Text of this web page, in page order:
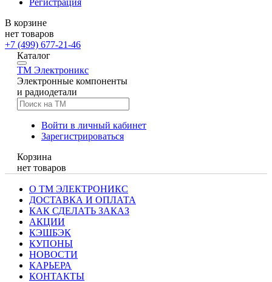
В корзине
нет товаров
+7 (499) 677-21-46
Каталог
TM Электроникс
Электронные компоненты
и радиодетали
Войти в личный кабинет
Зарегистрироваться
Корзина
нет товаров
О ТМ ЭЛЕКТРОНИКС
ДОСТАВКА И ОПЛАТА
КАК СДЕЛАТЬ ЗАКАЗ
АКЦИИ
КЭШБЭК
КУПОНЫ
НОВОСТИ
КАРЬЕРА
КОНТАКТЫ